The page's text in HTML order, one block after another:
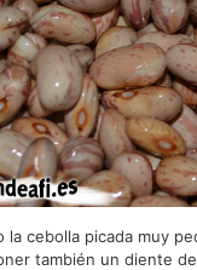
la cebolla picada muy
también un diente